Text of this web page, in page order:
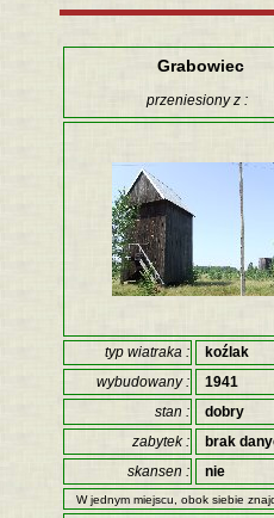
Grabowiec
przeniesiony z :
typ wiatraka :
koźlak
wybudowany :
1941
stan :
dobry
zabytek :
brak
skansen :
nie
W jednym miejscu, obok siebie